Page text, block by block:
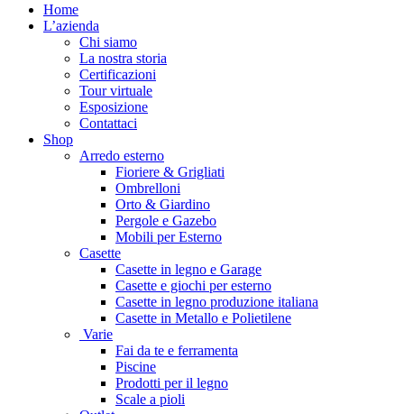
Home
L’azienda
Chi siamo
La nostra storia
Certificazioni
Tour virtuale
Esposizione
Contattaci
Shop
Arredo esterno
Fioriere & Grigliati
Ombrelloni
Orto & Giardino
Pergole e Gazebo
Mobili per Esterno
Casette
Casette in legno e Garage
Casette e giochi per esterno
Casette in legno produzione italiana
Casette in Metallo e Polietilene
Varie
Fai da te e ferramenta
Piscine
Prodotti per il legno
Scale a pioli